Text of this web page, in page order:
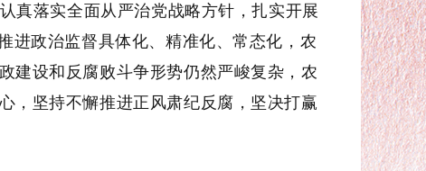
落实全面从严治党战略方针，扎实开展
进政治监督具体化、精准化、常态化，农
建设和反腐败斗争形势仍然严峻复杂，农
，坚持不懈推进正风肃纪反腐，坚决打赢